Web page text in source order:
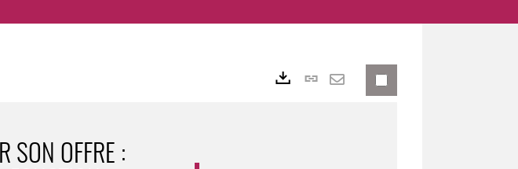
SON OFFRE :
Lien